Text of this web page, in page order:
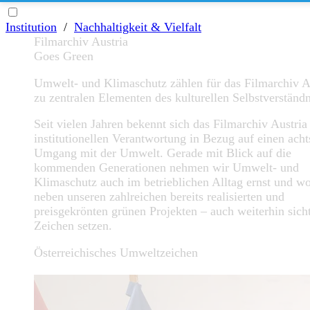
Institution / Nachhaltigkeit & Vielfalt
Filmarchiv Austria
Goes Green
Umwelt- und Klimaschutz zählen für das Filmarchiv
zu zentralen Elementen des kulturellen
Seit vielen Jahren bekennt sich das Filmarchiv
institutionellen Verantwortung in Bezug auf einen
Umgang mit der Umwelt. Gerade mit Blick auf die
kommenden Generationen nehmen wir Umwelt- und
Klimaschutz auch im betrieblichen Alltag ernst und
neben unseren zahlreichen bereits realisierten und
preisgekrönten grünen Projekten – auch weiterhin
Zeichen setzen.
Österreichisches Umweltzeichen